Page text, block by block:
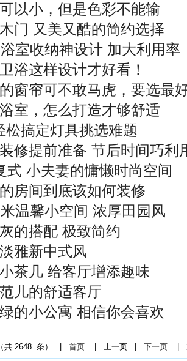
以小，但是色彩不能输
门 又美又酷的简约选择
室收纳神设计 加大利用率
浴这样设计才好看！
窗帘可不敢马虎，要选最
室，怎么打造才够舒适
松搞定灯具挑选难题
修提前准备 节后时间巧利
式 小夫妻的慵懒时尚空间
房间到底该如何装修
温馨小空间 浓厚田园风
的搭配 极致简约
雅新中式风
茶几 给客厅增添趣味
儿的舒适客厅
的小公寓 相信你会喜欢
共 2648 条） | 首页 上一页 下一页